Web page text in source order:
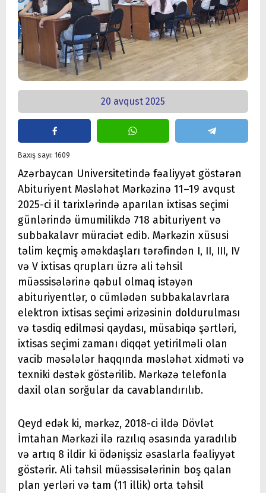
20 avqust 2025
Baxış sayı: 1609
Azərbaycan Universitetində fəaliyyət göstərən
Abituriyent Məsləhət Mərkəzinə 11–19 avqust
2025-ci il tarixlərində aparılan ixtisas seçimi
günlərində ümumilikdə 718 abituriyent və
subbakalavr müraciət edib. Mərkəzin xüsusi
təlim keçmiş əməkdaşları tərəfindən I, II, III, IV
və V ixtisas qrupları üzrə ali təhsil
müəssisələrinə qəbul olmaq istəyən
abituriyentlər, o cümlədən subbakalavrlara
elektron ixtisas seçimi ərizəsinin doldurulması
və təsdiq edilməsi qaydası, müsabiqə şərtləri,
ixtisas seçimi zamanı diqqət yetirilməli olan
vacib məsələlər haqqında məsləhət xidməti və
texniki dəstək göstərilib. Mərkəzə telefonla
daxil olan sorğular da cavablandırılıb.
Qeyd edək ki, mərkəz, 2018-ci ildə Dövlət
İmtahan Mərkəzi ilə razılıq əsasında yaradılıb
və artıq 8 ildir ki ödənişsiz əsaslarla fəaliyyət
göstərir. Ali təhsil müəssisələrinin boş qalan
plan yerləri və tam (11 illik) orta təhsil